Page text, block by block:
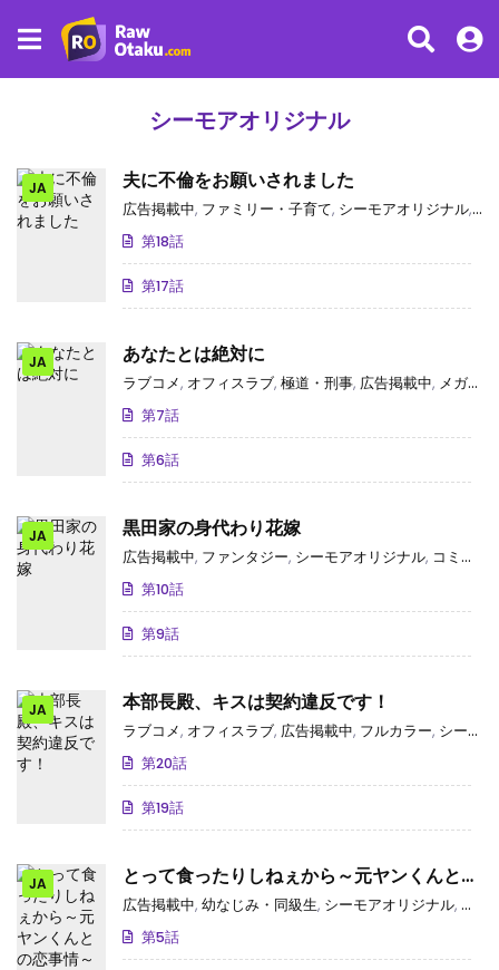
シーモアオリジナル
JA 夫に不倫をお願いされました
広告掲載中, ファミリー・子育て, シーモアオリジナル, コ
第18話
第17話
JA あなたとは絶対に
ラブコメ, オフィスラブ, 極道・刑事, 広告掲載中, メガネ
第7話
第6話
JA 黒田家の身代わり花嫁
広告掲載中, ファンタジー, シーモアオリジナル, コミックシーモア独占･先行
第10話
第9話
JA 本部長殿、キスは契約違反です！
ラブコメ, オフィスラブ, 広告掲載中, フルカラー, シーモアオリジナル
第20話
第19話
JA
とって食ったりしねぇから～元ヤンくんとの
恋事情～
広告掲載中, 幼なじみ・同級生, シーモアオリジナル, コミ
第5話